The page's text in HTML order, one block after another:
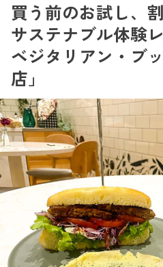
買う前のお試し、
サステナブル体験
ベジタリアン・ブ
店」